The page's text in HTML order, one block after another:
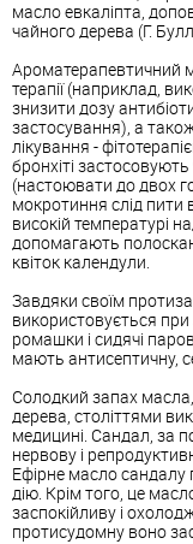
масло евкаліпта,
чайного дерева (Г.
Ароматерапевтичний
терапії (наприклад,
знизити дозу
застосування), а
лікування -
бронхіті
(настоювати до двох
мокротиння слід пити
високій температурі
допомагають
квіток календули.
Завдяки своїм
використовується
ромашки і сидячі
мають антисептичну,
Солодкий запах
дерева, століттями
медицині. Сандал, за
нервову і
Ефірне масло
дію. Крім того, це
заспокійливу і
протисудомну воно